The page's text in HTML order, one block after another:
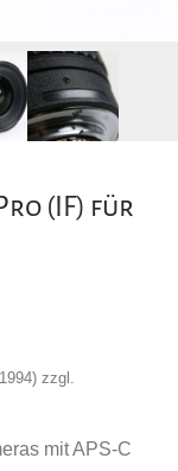
(IF) für
zzgl.
mit APS-C